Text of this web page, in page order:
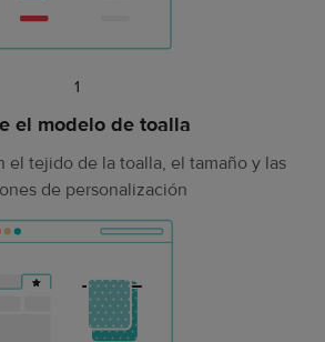
Artículo
1
el modelo de toalla
el tejido de la toalla, el tamaño y las
de personalización